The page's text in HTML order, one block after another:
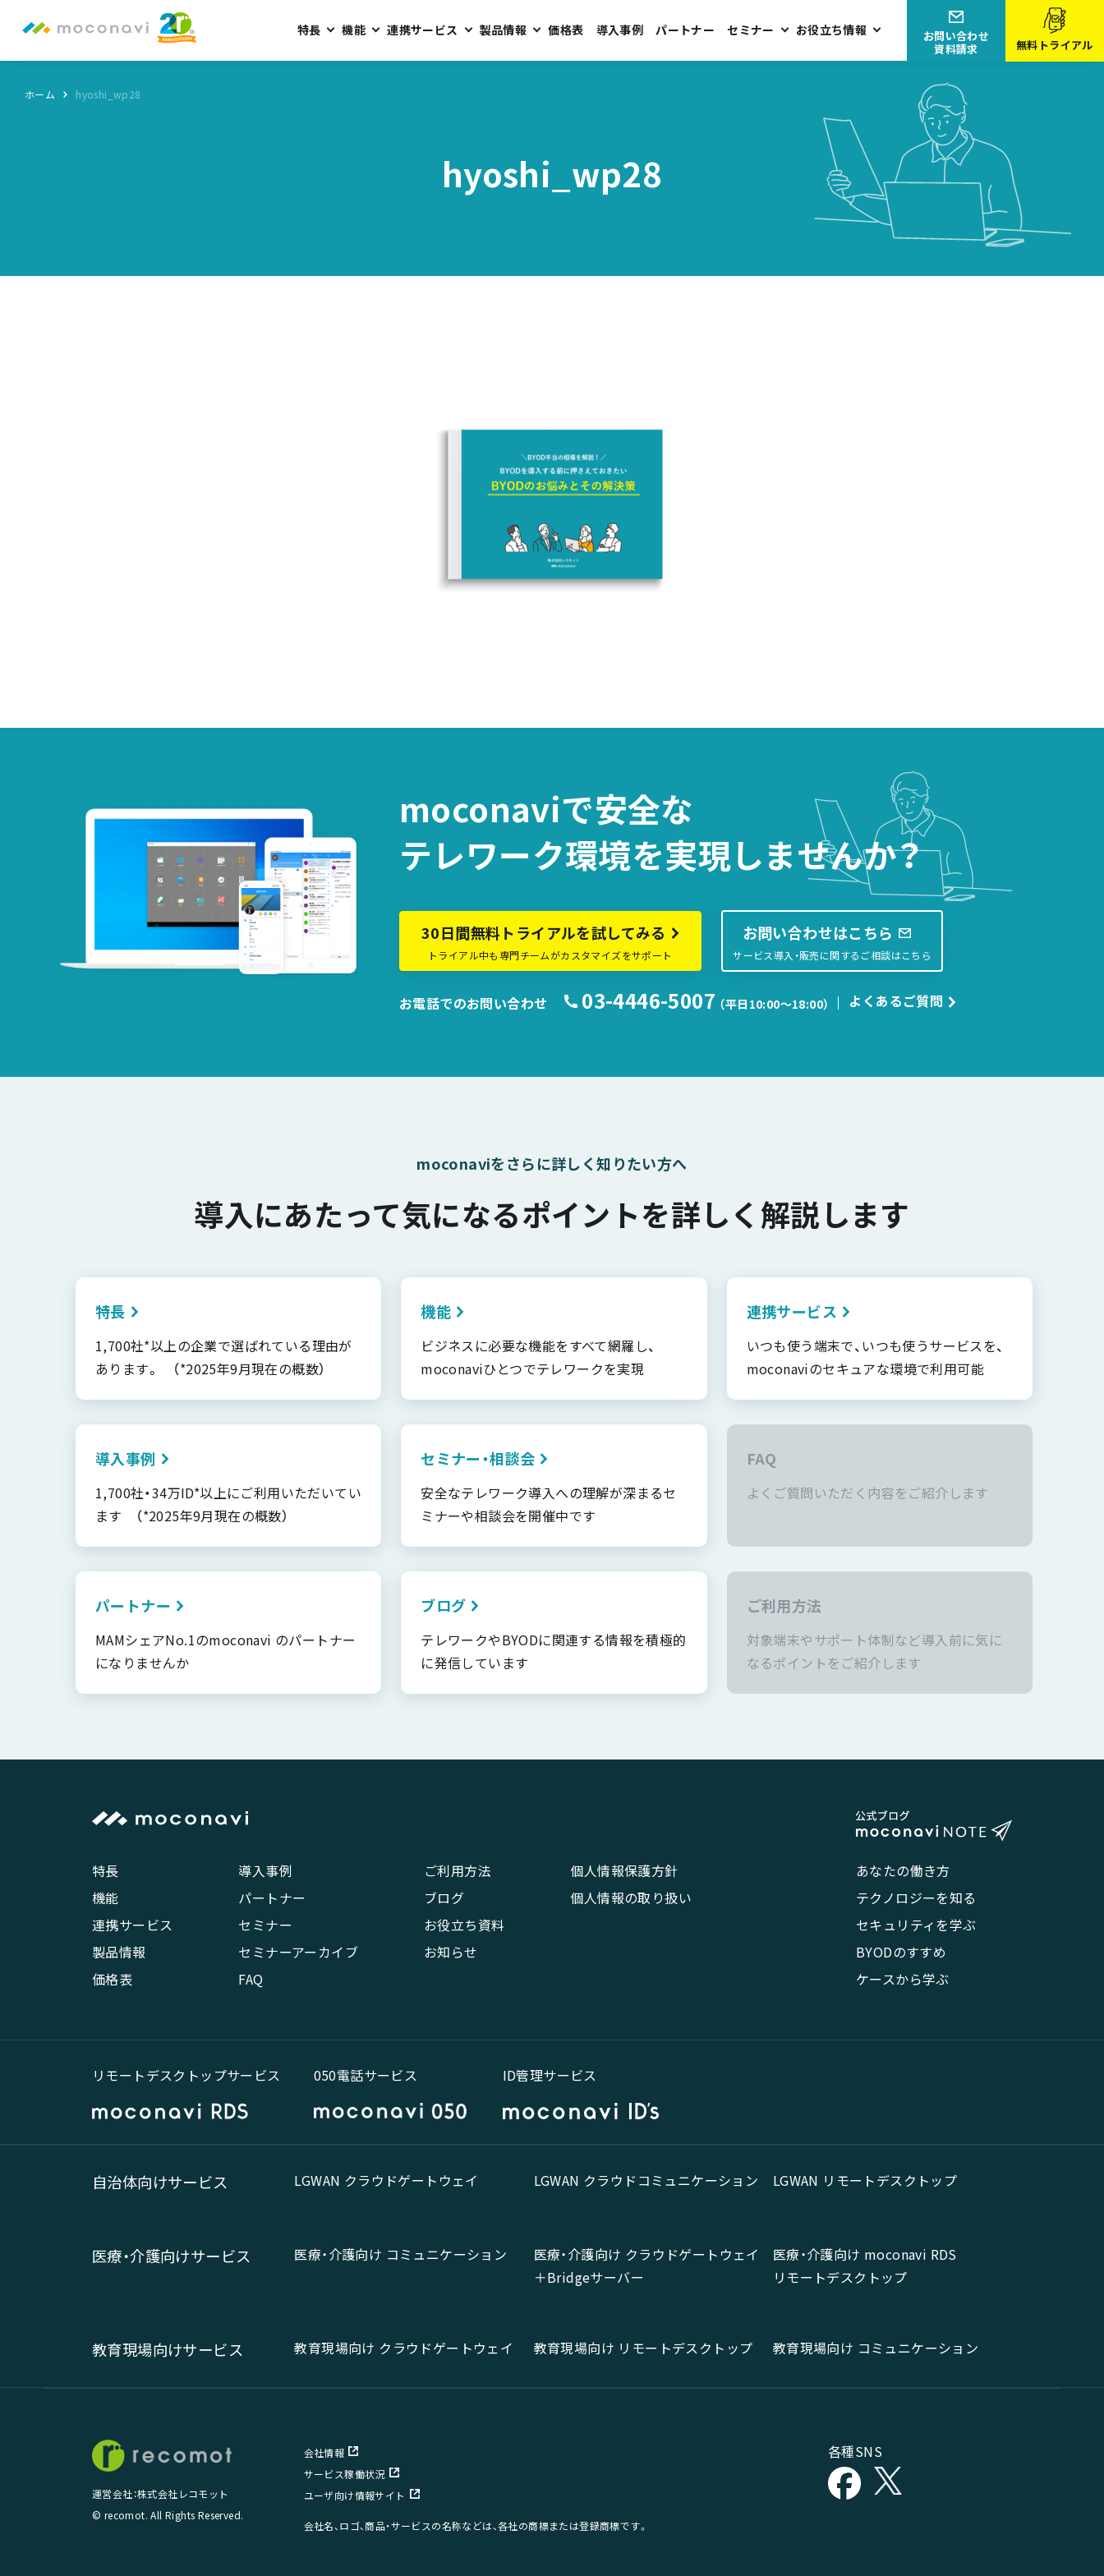
特長 機能 連携サービス 製品情報 価格表 導入事例 パートナー セミナー お役立ち情報
無料トライアル
お問い合わせ
資料請求
ホーム hyoshi_wp28
hyoshi_wp28
moconaviで安全な
テレワーク環境を実現しませんか？
30日間無料トライアルを試してみる
トライアル中も専門チームがカスタマイズをサポート
お問い合わせはこちら
サービス導入・販売に関するご相談はこちら
お電話でのお問い合わせ 03-4446-5007 （平日10:00〜18:00） よくあるご質問
moconaviをさらに詳しく知りたい方へ
導入にあたって気になるポイントを詳しく解説します
特長
1,700社*以上の企業で選ばれている理由が
あります。 （*2025年9月現在の概数）
機能
ビジネスに必要な機能をすべて網羅し、
moconaviひとつでテレワークを実現
連携サービス
いつも使う端末で、いつも使うサービスを、
moconaviのセキュアな環境で利用可能
導入事例
1,700社・34万ID*以上にご利用いただいてい
ます （*2025年9月現在の概数）
セミナー・相談会
安全なテレワーク導入への理解が深まるセ
ミナーや相談会を開催中です
FAQ
よくご質問いただく内容をご紹介します
パートナー
MAMシェアNo.1のmoconavi のパートナー
になりませんか
ブログ
テレワークやBYODに関連する情報を積極的
に発信しています
ご利用方法
対象端末やサポート体制など導入前に気に
なるポイントをご紹介します
特長
機能
連携サービス
製品情報
価格表
導入事例
パートナー
セミナー
セミナーアーカイブ
FAQ
ご利用方法
ブログ
お役立ち資料
お知らせ
個人情報保護方針
個人情報の取り扱い
あなたの働き方
テクノロジーを知る
セキュリティを学ぶ
BYODのすすめ
ケースから学ぶ
リモートデスクトップサービス 050電話サービス ID管理サービス
自治体向けサービス LGWAN クラウドゲートウェイ LGWAN クラウドコミュニケーション LGWAN リモートデスクトップ
医療・介護向けサービス 医療・介護向け コミュニケーション
医療・介護向け クラウドゲートウェイ
＋Bridgeサーバー
医療・介護向け moconavi RDS
リモートデスクトップ
教育現場向けサービス 教育現場向け クラウドゲートウェイ 教育現場向け リモートデスクトップ 教育現場向け コミュニケーション
運営会社：株式会社レコモット
© recomot. All Rights Reserved.
会社情報
サービス稼働状況
ユーザ向け情報サイト
会社名、ロゴ、商品・サービスの名称などは、各社の商標または登録商標です。
各種SNS